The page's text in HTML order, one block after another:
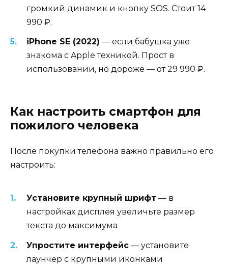
громкий динамик и кнопку SOS. Стоит 14
990 ₽.
iPhone SE (2022) — если бабушка уже
знакома с Apple техникой. Прост в
использовании, но дороже — от 29 990 ₽.
Как настроить смартфон для
пожилого человека
После покупки телефона важно правильно его
настроить:
Установите крупный шрифт — в
настройках дисплея увеличьте размер
текста до максимума
Упростите интерфейс — установите
лаунчер с крупными иконками